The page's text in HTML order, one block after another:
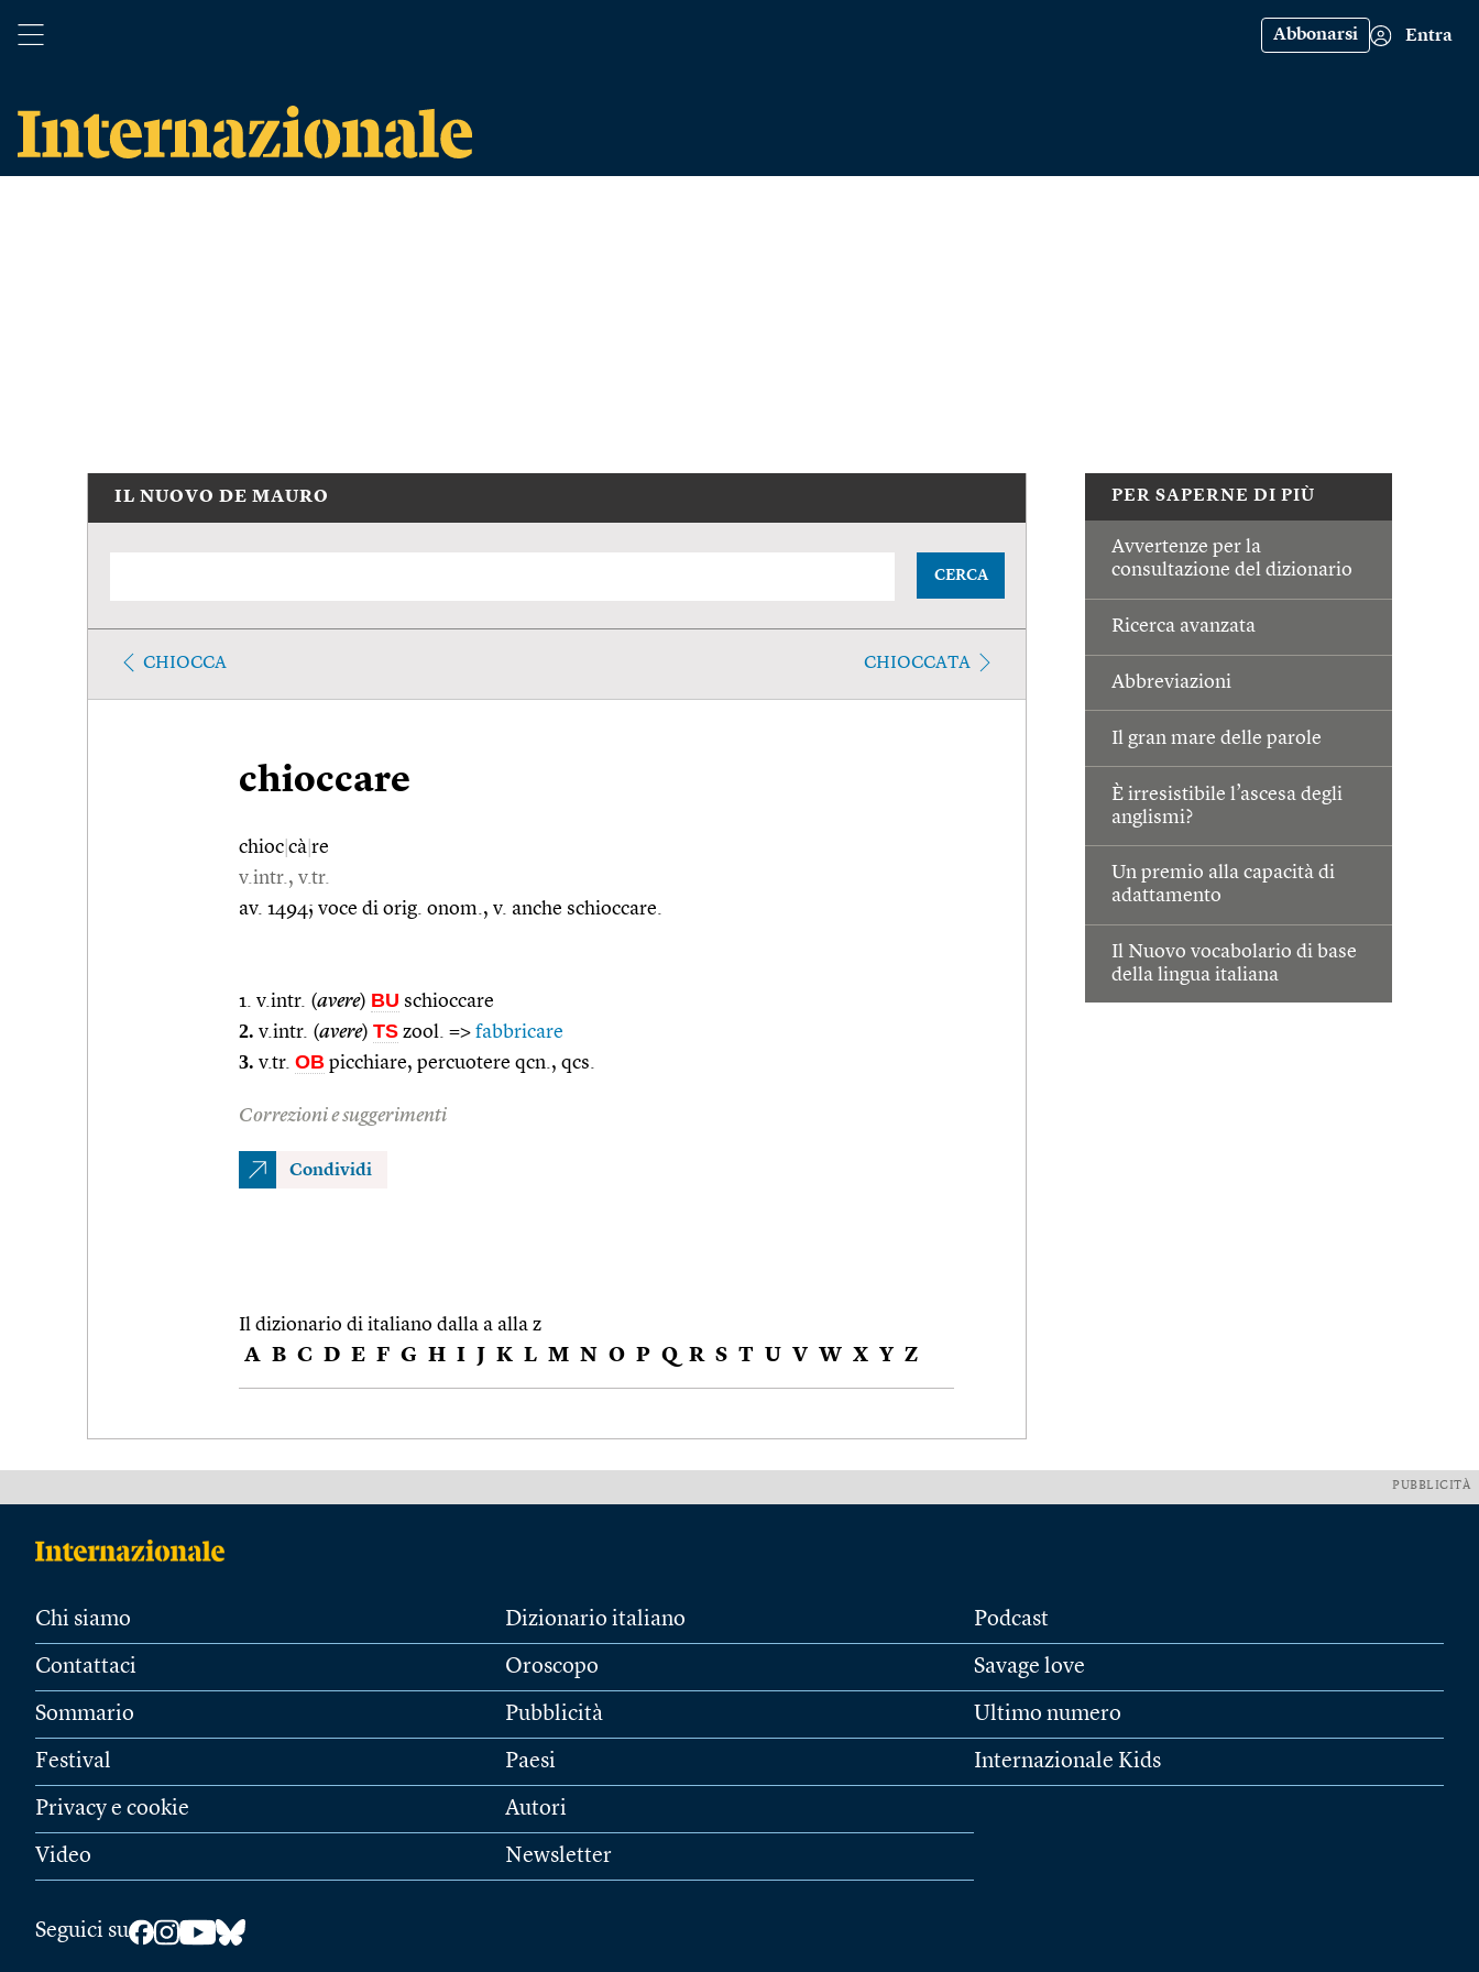
Abbonarsi Entra
PER SAPERNE DI PIÙ
Avvertenze per la
consultazione del dizionario
Ricerca avanzata
Abbreviazioni
Il gran mare delle parole
È irresistibile l’ascesa degli
anglismi?
Un premio alla capacità di
adattamento
Il Nuovo vocabolario di base
della lingua italiana
IL NUOVO DE MAURO
CERCA
CHIOCCA CHIOCCATA
chioccare
chioc cà re
v.intr., v.tr.
av. 1494; voce di orig. onom., v. anche schioccare.
1. v.intr. (avere) BU schioccare
2. v.intr. (avere) TS zool. => fabbricare
3. v.tr. OB picchiare, percuotere qcn., qcs.
Correzioni e suggerimenti
Condividi
Il dizionario di italiano dalla a alla z
A B C D E F G H I J K L M N O P Q R S T U V W X Y Z
PUBBLICITÀ
Chi siamo
Contattaci
Sommario
Festival
Privacy e cookie
Video
Dizionario italiano
Oroscopo
Pubblicità
Paesi
Autori
Newsletter
Podcast
Savage love
Ultimo numero
Internazionale Kids
Seguici su